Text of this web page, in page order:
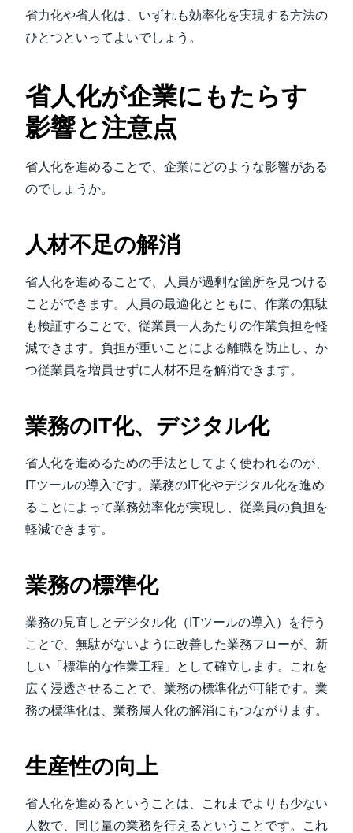
省力化や省人化は、いずれも効率化を実現する方法の
ひとつといってよいでしょう。
省人化が企業にもたらす
影響と注意点
省人化を進めることで、企業にどのような影響がある
のでしょうか。
人材不足の解消
省人化を進めることで、人員が過剰な箇所を見つける
ことができます。人員の最適化とともに、作業の無駄
も検証することで、従業員一人あたりの作業負担を軽
減できます。負担が重いことによる離職を防止し、か
つ従業員を増員せずに人材不足を解消できます。
業務のIT化、デジタル化
省人化を進めるための手法としてよく使われるのが、
ITツールの導入です。業務のIT化やデジタル化を進め
ることによって業務効率化が実現し、従業員の負担を
軽減できます。
業務の標準化
業務の見直しとデジタル化（ITツールの導入）を行う
ことで、無駄がないように改善した業務フローが、新
しい「標準的な作業工程」として確立します。これを
広く浸透させることで、業務の標準化が可能です。業
務の標準化は、業務属人化の解消にもつながります。
生産性の向上
省人化を進めるということは、これまでよりも少ない
人数で、同じ量の業務を行えるということです。これ